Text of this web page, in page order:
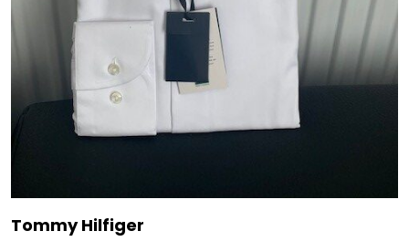
Tommy Hilfiger